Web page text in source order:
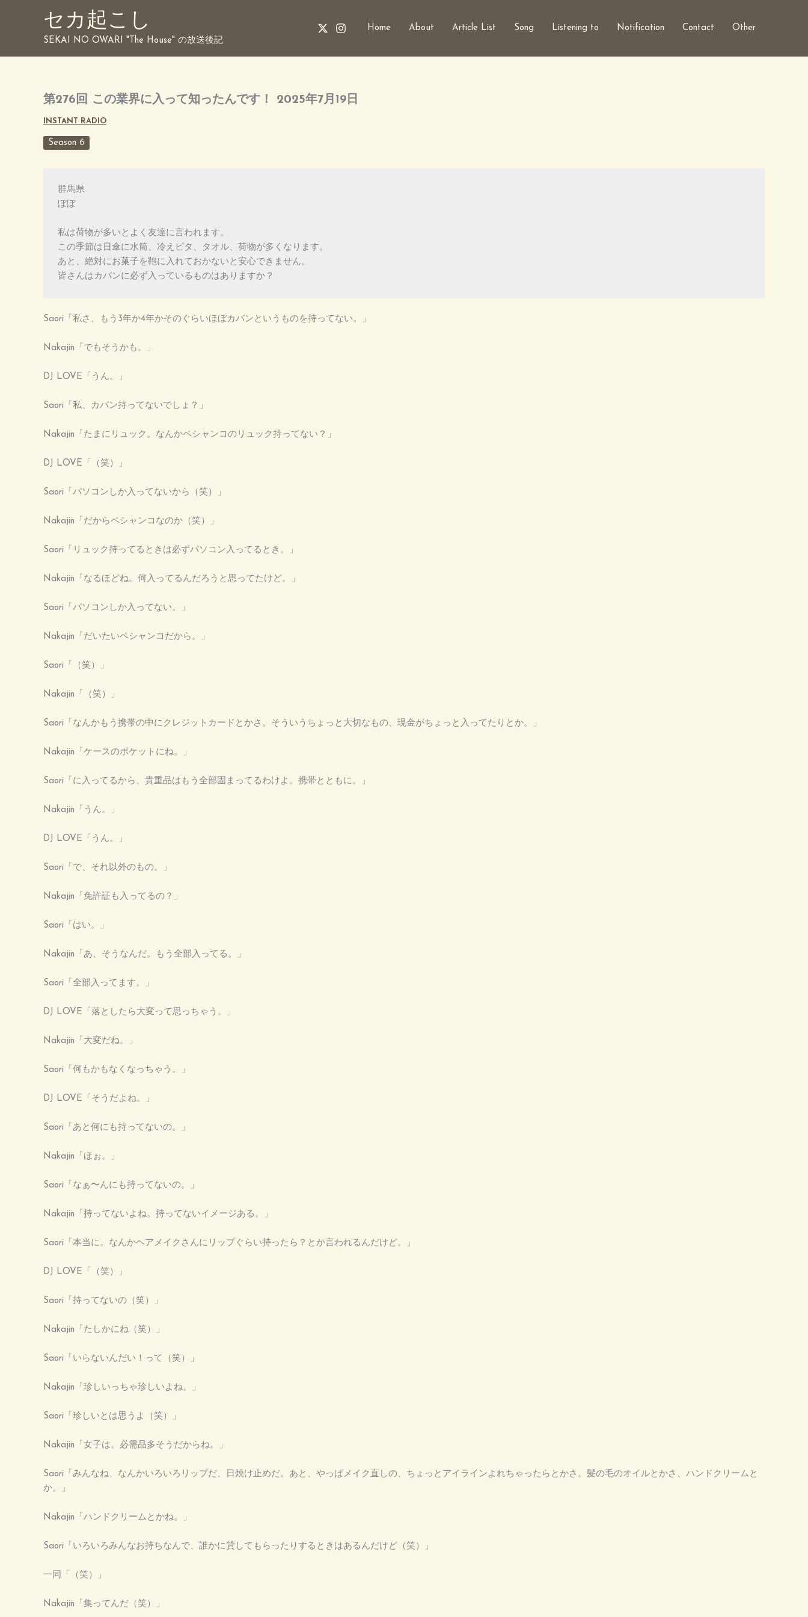
セカ起こし
SEKAI NO OWARI "The House" の放送後記
Home About Article List Song Listening to Notification Contact Other
第276回 この業界に入って知ったんです！ 2025年7月19日
INSTANT RADIO
Season 6
群馬県
ぽぽ
私は荷物が多いとよく友達に言われます。
この季節は日傘に水筒、冷えピタ、タオル、荷物が多くなります。
あと、絶対にお菓子を鞄に入れておかないと安心できません。
皆さんはカバンに必ず入っているものはありますか？
Saori「私さ、もう3年か4年かそのぐらいほぼカバンというものを持ってない。」
Nakajin「でもそうかも。」
DJ LOVE「うん。」
Saori「私、カバン持ってないでしょ？」
Nakajin「たまにリュック。なんかペシャンコのリュック持ってない？」
DJ LOVE「（笑）」
Saori「パソコンしか入ってないから（笑）」
Nakajin「だからペシャンコなのか（笑）」
Saori「リュック持ってるときは必ずパソコン入ってるとき。」
Nakajin「なるほどね。何入ってるんだろうと思ってたけど。」
Saori「パソコンしか入ってない。」
Nakajin「だいたいペシャンコだから。」
Saori「（笑）」
Nakajin「（笑）」
Saori「なんかもう携帯の中にクレジットカードとかさ。そういうちょっと大切なもの、現金がちょっと入ってたりとか。」
Nakajin「ケースのポケットにね。」
Saori「に入ってるから、貴重品はもう全部固まってるわけよ。携帯とともに。」
Nakajin「うん。」
DJ LOVE「うん。」
Saori「で、それ以外のもの。」
Nakajin「免許証も入ってるの？」
Saori「はい。」
Nakajin「あ、そうなんだ。もう全部入ってる。」
Saori「全部入ってます。」
DJ LOVE「落としたら大変って思っちゃう。」
Nakajin「大変だね。」
Saori「何もかもなくなっちゃう。」
DJ LOVE「そうだよね。」
Saori「あと何にも持ってないの。」
Nakajin「ほぉ。」
Saori「なぁ〜んにも持ってないの。」
Nakajin「持ってないよね。持ってないイメージある。」
Saori「本当に。なんかヘアメイクさんにリップぐらい持ったら？とか言われるんだけど。」
DJ LOVE「（笑）」
Saori「持ってないの（笑）」
Nakajin「たしかにね（笑）」
Saori「いらないんだい！って（笑）」
Nakajin「珍しいっちゃ珍しいよね。」
Saori「珍しいとは思うよ（笑）」
Nakajin「女子は。必需品多そうだからね。」
Saori「みんなね、なんかいろいろリップだ、日焼け止めだ。あと、やっぱメイク直しの、ちょっとアイラインよれちゃったらとかさ。髪の毛のオイルとかさ、ハンドクリームと
か。」
Nakajin「ハンドクリームとかね。」
Saori「いろいろみんなお持ちなんで、誰かに貸してもらったりするときはあるんだけど（笑）」
一同「（笑）」
Nakajin「集ってんだ（笑）」